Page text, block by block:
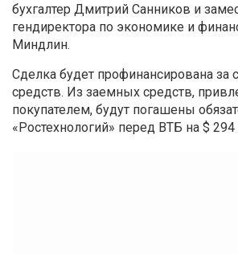
бухгалтер Дмитрий Санников и
гендиректора по экономике и
Миндлин.
Сделка будет профинансирована за
средств. Из заемных средств,
покупателем, будут погашены
«Ростехнологий» перед ВТБ на $